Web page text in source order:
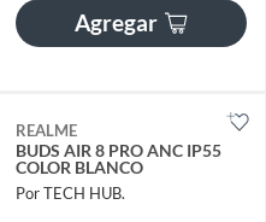
Agregar
REALME
BUDS AIR 8 PRO ANC IP55
COLOR BLANCO
Por TECH HUB.